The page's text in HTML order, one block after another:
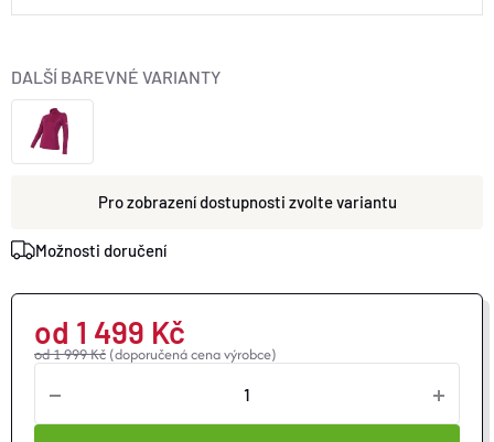
O nás
Moje objednávka
zvolte variantu
DALŠÍ BAREVNÉ VARIANTY
Možnosti doručení
od 1 999 Kč (doporučená cena výrobce)
od 1 499 Kč